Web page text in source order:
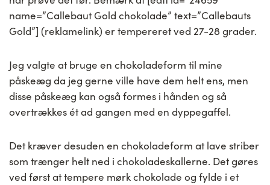
name=”Callebaut Gold chokolade” text=”Callebauts
Gold”] (reklamelink) er tempereret ved 27-28 grader.
Jeg valgte at bruge en chokoladeform til mine
påskeæg da jeg gerne ville have dem helt ens, men
disse påskeæg kan også formes i hånden og så
overtrækkes ét ad gangen med en dyppegaffel.
Det kræver desuden en chokoladeform at lave striber
som trænger helt ned i chokoladeskallerne. Det gøres
ved først at tempere mørk chokolade og fylde i et